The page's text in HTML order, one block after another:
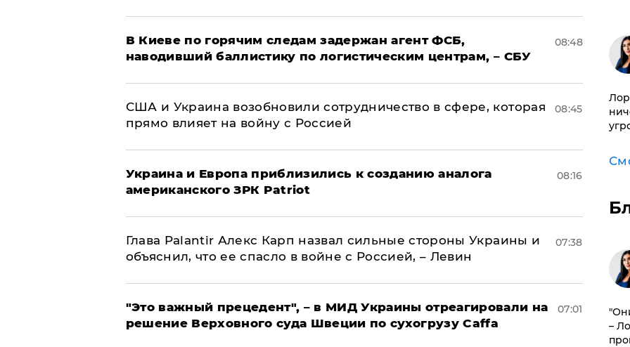
В Киеве по горячим следам задержан агент ФСБ,
наводивший баллистику по логистическим центрам, – СБУ
08:48
США и Украина возобновили сотрудничество в сфере, которая
прямо влияет на войну с Россией
08:45
Украина и Европа приблизились к созданию аналога
американского ЗРК Patriot
08:16
Глава Palantir Алекс Карп назвал сильные стороны Украины и
объяснил, что ее спасло в войне с Россией, – Левин
07:38
"Это важный прецедент", – в МИД Украины отреагировали на
решение Верховного суда Швеции по сухогрузу Caffa
07:01
–